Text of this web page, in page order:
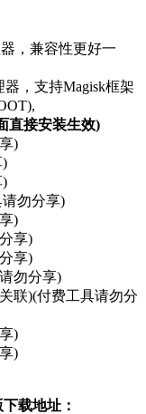
，兼容性更好一
，支持Magisk框架
直接安装生效)
)
)
)
勿分享)
)
享)
享)
勿分享)
联)(付费工具请勿分
)
)
载地址：